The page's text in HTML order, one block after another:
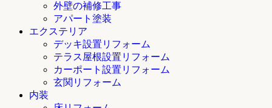
外壁の補修工事
アパート塗装
エクステリア
デッキ設置リフォーム
テラス屋根設置リフォーム
カーポート設置リフォーム
玄関リフォーム
内装